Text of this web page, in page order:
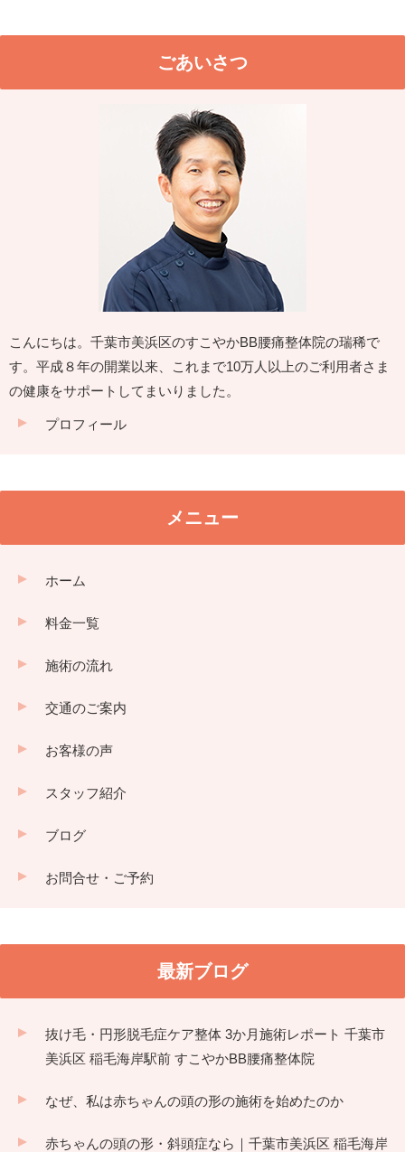
ごあいさつ
こんにちは。千葉市美浜区のすこやかBB腰痛整体院の瑞稀で
す。平成８年の開業以来、これまで10万人以上のご利用者さま
の健康をサポートしてまいりました。
プロフィール
メニュー
ホーム
料金一覧
施術の流れ
交通のご案内
お客様の声
スタッフ紹介
ブログ
お問合せ・ご予約
最新ブログ
抜け毛・円形脱毛症ケア整体 3か月施術レポート 千葉市
美浜区 稲毛海岸駅前 すこやかBB腰痛整体院
なぜ、私は赤ちゃんの頭の形の施術を始めたのか
赤ちゃんの頭の形・斜頭症なら｜千葉市美浜区 稲毛海岸